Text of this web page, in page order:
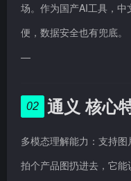
场。作为国产AI工具，
便，数据安全也有兜底。
—
02 通义 核心
多模态理解能力：支持
拍个产品图扔进去，它